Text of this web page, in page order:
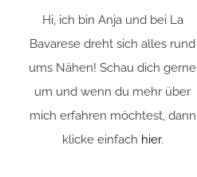
Hi, ich bin Anja und bei La
Bavarese dreht sich alles rund
ums Nähen! Schau dich gerne
um und wenn du mehr über
mich erfahren möchtest, dann
klicke einfach hier.